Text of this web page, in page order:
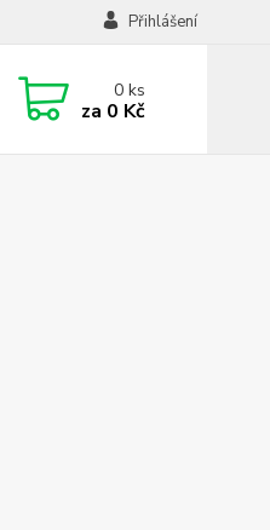
Přihlášení
0ks
za 0 Kč